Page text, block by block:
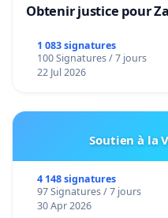
Obtenir justice pour
1 083 signatures
100 Signatures / 7 jours
22 Jul 2026
Soutien à la
4 148 signatures
97 Signatures / 7 jours
30 Apr 2026